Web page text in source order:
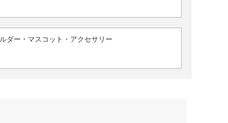
ダー・マスコット・アクセサリー